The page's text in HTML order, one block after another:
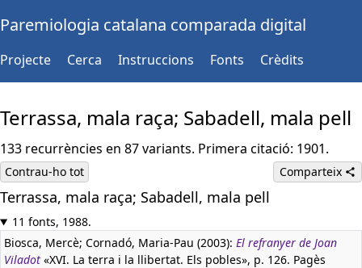
Paremiologia catalana comparada digital
Projecte Cerca Instruccions Fonts Crèdits
Terrassa, mala raça; Sabadell, mala pell
133 recurrències en 87 variants. Primera citació: 1901.
Contrau-ho tot Comparteix
Terrassa, mala raça; Sabadell, mala pell
11 fonts, 1988.
Biosca, Mercè; Cornadó, Maria-Pau (2003): El refranyer de Joan
Viladot «XVI. La terra i la llibertat. Els pobles», p. 126. Pagès